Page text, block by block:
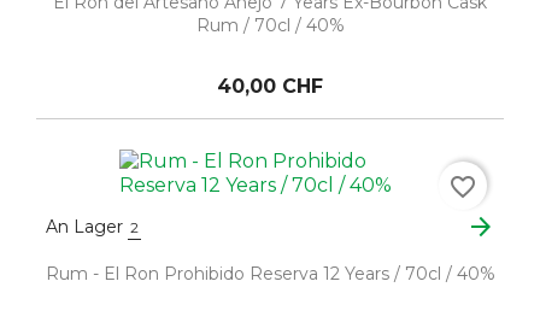
Rum / 70cl / 40%
40,00 CHF
An Lager 2 arrow_forward
Rum - El Ron Prohibido Reserva 12 Years / 70cl / 40%
favorite_border